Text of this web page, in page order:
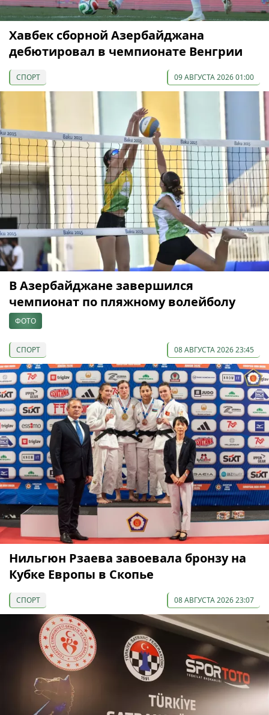
Хавбек сборной Азербайджана
дебютировал в чемпионате Венгрии
СПОРТ 09 АВГУСТА 2026 01:00
В Азербайджане завершился
чемпионат по пляжному волейболу
ФОТО
СПОРТ 08 АВГУСТА 2026 23:45
Нильгюн Рзаева завоевала бронзу на
Кубке Европы в Скопье
СПОРТ 08 АВГУСТА 2026 23:07